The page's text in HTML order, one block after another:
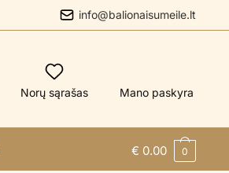
info@balionaisumeile.lt
Norų sąrašas Mano paskyra
€ 0.00 0